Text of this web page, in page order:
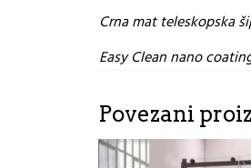
Crna mat teleskopska
Easy Clean nano
Povezani